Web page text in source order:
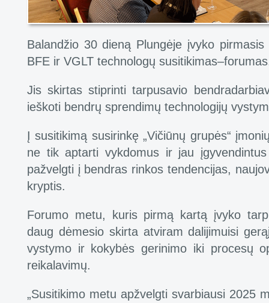
Balandžio 30 dieną Plungėje įvyko
BFE ir VGLT technologų
Jis skirtas stiprinti tarpusavio
ieškoti bendrų sprendimų technologijų
Į susitikimą susirinkę „Vičiūnų grupės“
ne tik aptarti vykdomus ir jau
pažvelgti į bendras rinkos tendencijas,
kryptis.
Forumo metu, kuris pirmą kartą įvyko
daug dėmesio skirta atviram dalijimuisi
vystymo ir kokybės gerinimo iki procesų
reikalavimų.
„Susitikimo metu apžvelgti svarbiausi 2025